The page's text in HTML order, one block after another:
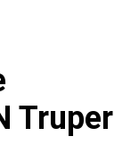
Truper